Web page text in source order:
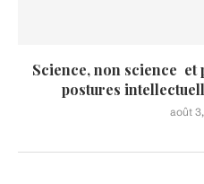
Science, non science et
postures
août